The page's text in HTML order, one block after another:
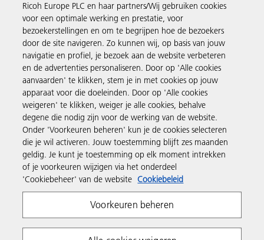
Business Solutions
Producten en services
Support en contact
Inspiratie
Volg Ricoh
Ricoh Europe PLC en haar partners/Wij gebruiken cookies
voor een optimale werking en prestatie, voor
bezoekerstellingen en om te begrijpen hoe de bezoekers
door de site navigeren. Zo kunnen wij, op basis van jouw
navigatie en profiel, je bezoek aan de website verbeteren
en de advertenties personaliseren. Door op 'Alle cookies
aanvaarden' te klikken, stem je in met cookies op jouw
apparaat voor die doeleinden. Door op 'Alle cookies
weigeren' te klikken, weiger je alle cookies, behalve
degene die nodig zijn voor de werking van de website.
Onder 'Voorkeuren beheren' kun je de cookies selecteren
die je wil activeren. Jouw toestemming blijft zes maanden
geldig. Je kunt je toestemming op elk moment intrekken
of je voorkeuren wijzigen via het onderdeel
'Cookiebeheer' van de website Cookiebeleid
Voorkeuren beheren